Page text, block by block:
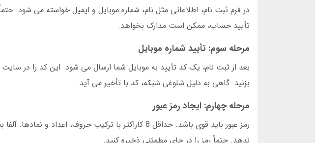
در فرم ثبت نام، اطلاعاتی مثل نام، شماره موبایل و ایمیل خواسته می شود.
تأیید حساب، ممکن است مدارک بخواهد.
مرحله سوم: تأیید شماره موبایل
بعد از ثبت نام، یک کد تأیید به موبایل شما ارسال می شود. این کد را در سایت
بزنید. گاهی به دلیل شلوغی شبکه، کد با تأخیر می آید.
مرحله چهارم: ایجاد رمز عبور
رمز عبور باید قوی باشد. حداقل 8 کاراکتر با ترکیب حروف،
ندهد. حتماً رمز را در جای مطمئنی ذخیره کنید.